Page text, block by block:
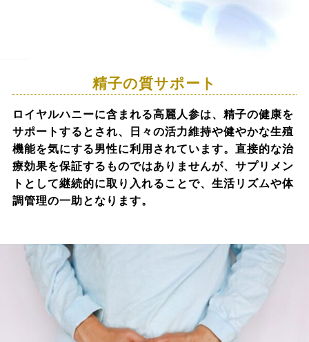
精子の質サポート
ロイヤルハニーに含まれる高麗人参は、精子の健康を
サポートするとされ、日々の活力維持や健やかな生殖
機能を気にする男性に利用されています。直接的な治
療効果を保証するものではありませんが、サプリメン
トとして継続的に取り入れることで、生活リズムや体
調管理の一助となります。